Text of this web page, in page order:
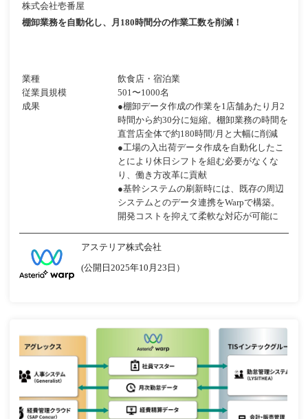
株式会社壱番屋
棚卸業務を自動化し、月180時間分の作業工数を削減！
業種
飲食店・宿泊業
従業員規模
501〜1000名
成果
●棚卸データ作成の作業を1店舗あたり月2
時間から約30分に短縮。棚卸業務の時間を
直営店全体で約180時間/月と大幅に削減
●工場の入出荷データ作成を自動化したこ
とにより休日シフトを組む必要がなくな
り、働き方改革に貢献
●基幹システムの刷新時には、既存の周辺
システムとのデータ連携をWarpで構築。
開発コストを抑えて柔軟な対応が可能に
アステリア株式会社
(公開日2025年10月23日）